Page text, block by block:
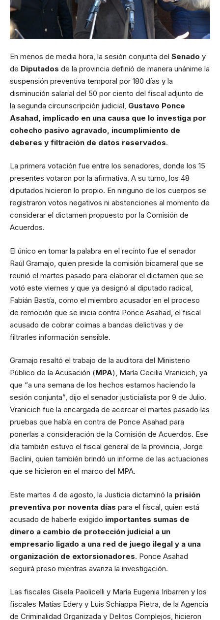
En menos de media hora, la sesión conjunta del Senado y
de Diputados de la provincia definió de manera unánime la
suspensión preventiva temporal por 180 días y la
disminución salarial del 50 por ciento del fiscal adjunto de
la segunda circunscripción judicial, Gustavo Ponce
Asahad, implicado en una causa que lo investiga por
cohecho pasivo agravado, incumplimiento de
deberes y filtración de datos reservados.
La primera votación fue entre los senadores, donde los 15
presentes votaron por la afirmativa. A su turno, los 48
diputados hicieron lo propio. En ninguno de los cuerpos se
registraron votos negativos ni abstenciones al momento de
considerar el dictamen propuesto por la Comisión de
Acuerdos.
El único en tomar la palabra en el recinto fue el senador
Raúl Gramajo, quien preside la comisión bicameral que se
reunió el martes pasado para elaborar el dictamen que se
votó este viernes y que ya designó al diputado radical,
Fabián Bastía, como el miembro acusador en el proceso
de remoción que se inicia contra Ponce Asahad, el fiscal
acusado de cobrar coimas a bandas delictivas y de
filtrarles información sensible.
Gramajo resaltó el trabajo de la auditora del Ministerio
Público de la Acusación (MPA), María Cecilia Vranicich, ya
que “a una semana de los hechos estamos haciendo la
sesión conjunta”, dijo el senador justicialista por 9 de Julio.
Vranicich fue la encargada de acercar el martes pasado las
pruebas que había en contra de Ponce Asahad para
ponerlas a consideración de la Comisión de Acuerdos. Ese
día también estuvo el fiscal general de la provincia, Jorge
Baclini, quien también brindó un informe de las actuaciones
que se hicieron en el marco del MPA.
Este martes 4 de agosto, la Justicia dictaminó la prisión
preventiva por noventa días para el fiscal, quien está
acusado de haberle exigido importantes sumas de
dinero a cambio de protección judicial a un
empresario ligado a una red de juego ilegal y a una
organización de extorsionadores. Ponce Asahad
seguirá preso mientras avanza la investigación.
Las fiscales Gisela Paolicelli y María Eugenia Iribarren y los
fiscales Matías Edery y Luis Schiappa Pietra, de la Agencia
de Criminalidad Organizada y Delitos Complejos, hicieron